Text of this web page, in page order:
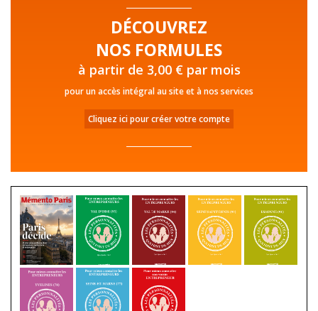
DÉCOUVREZ
NOS FORMULES
à partir de 3,00 € par mois
pour un accès intégral au site et à nos services
Cliquez ici pour créer votre compte